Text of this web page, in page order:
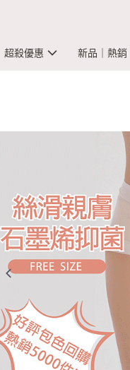
超殺優惠 新品｜熱銷